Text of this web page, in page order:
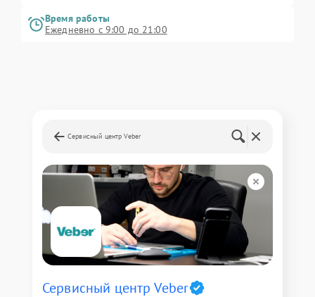
Время работы
Ежедневно с 9:00 до 21:00
Сервисный центр Veber
Сервисный центр Veber